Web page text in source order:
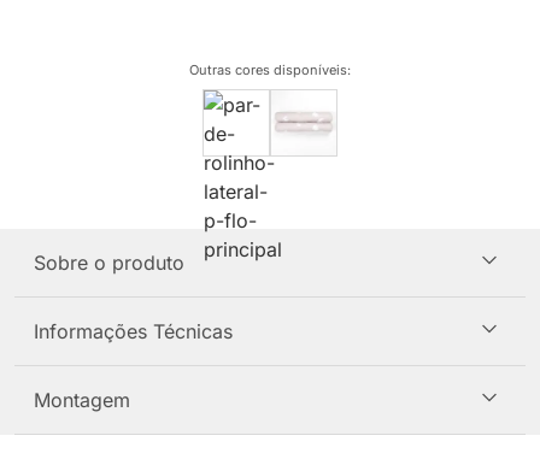
Outras cores disponíveis:
Sobre o produto
Informações Técnicas
Montagem